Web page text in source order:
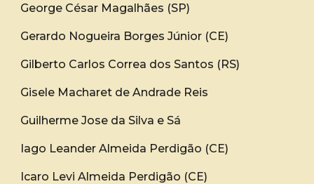
George César Magalhães (SP)
Gerardo Nogueira Borges Júnior (CE)
Gilberto Carlos Correa dos Santos (RS)
Gisele Macharet de Andrade Reis
Guilherme Jose da Silva e Sá
Iago Leander Almeida Perdigão (CE)
Icaro Levi Almeida Perdigão (CE)